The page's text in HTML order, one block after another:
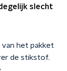
slecht
van het pakket
de stikstof.